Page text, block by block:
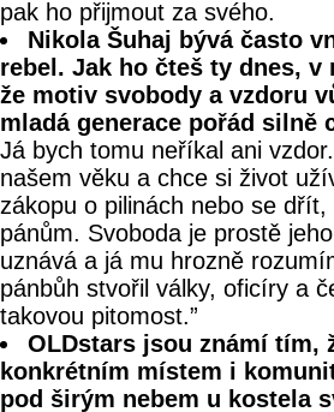
pak ho přijmout za svého.
Nikola Šuhaj bývá často
rebel. Jak ho čteš ty dnes, v
že motiv svobody a vzdoru
mladá generace pořád silně
Já bych tomu neříkal ani
našem věku a chce si život
zákopu o pilinách nebo se
pánům. Svoboda je prostě
uznává a já mu hrozně
pánbůh stvořil války, oficíry a
takovou pitomost.”
OLDstars jsou známí tím,
konkrétním místem i
pod širým nebem u kostela